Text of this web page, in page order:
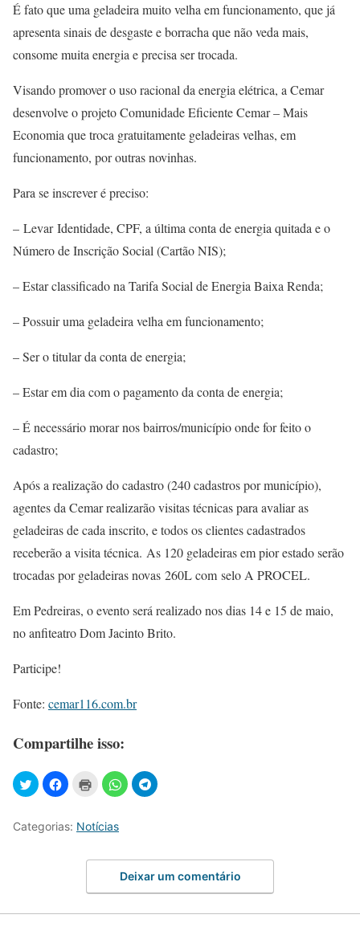
É fato que uma geladeira muito velha em funcionamento, que já
apresenta sinais de desgaste e borracha que não veda mais,
consome muita energia e precisa ser trocada.
Visando promover o uso racional da energia elétrica, a Cemar
desenvolve o projeto Comunidade Eficiente Cemar – Mais
Economia que troca gratuitamente geladeiras velhas, em
funcionamento, por outras novinhas.
Para se inscrever é preciso:
– Levar Identidade, CPF, a última conta de energia quitada e o
Número de Inscrição Social (Cartão NIS);
– Estar classificado na Tarifa Social de Energia Baixa Renda;
– Possuir uma geladeira velha em funcionamento;
– Ser o titular da conta de energia;
– Estar em dia com o pagamento da conta de energia;
– É necessário morar nos bairros/município onde for feito o
cadastro;
Após a realização do cadastro (240 cadastros por município),
agentes da Cemar realizarão visitas técnicas para avaliar as
geladeiras de cada inscrito, e todos os clientes cadastrados
receberão a visita técnica. As 120 geladeiras em pior estado serão
trocadas por geladeiras novas 260L com selo A PROCEL.
Em Pedreiras, o evento será realizado nos dias 14 e 15 de maio,
no anfiteatro Dom Jacinto Brito.
Participe!
Fonte: cemar116.com.br
Compartilhe isso:
Categorias: Notícias
Deixar um comentário